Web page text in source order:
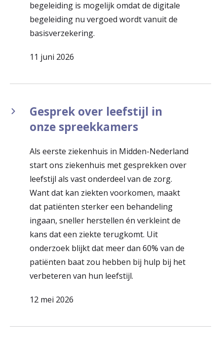
begeleiding is mogelijk omdat de digitale
begeleiding nu vergoed wordt vanuit de
basisverzekering.
11 juni 2026
Gesprek over leefstijl in
onze spreekkamers
Als eerste ziekenhuis in Midden-Nederland
start ons ziekenhuis met gesprekken over
leefstijl als vast onderdeel van de zorg.
Want dat kan ziekten voorkomen, maakt
dat patiënten sterker een behandeling
ingaan, sneller herstellen én verkleint de
kans dat een ziekte terugkomt. Uit
onderzoek blijkt dat meer dan 60% van de
patiënten baat zou hebben bij hulp bij het
verbeteren van hun leefstijl.
12 mei 2026